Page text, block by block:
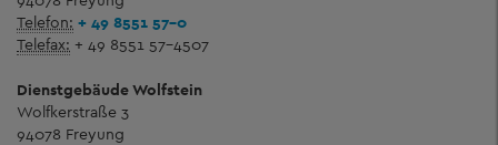
Telefon: + 49 8551 57-0
Telefax: + 49 8551 57-4507
Dienstgebäude Wolfstein
Wolfkerstraße 3
94078 Freyung